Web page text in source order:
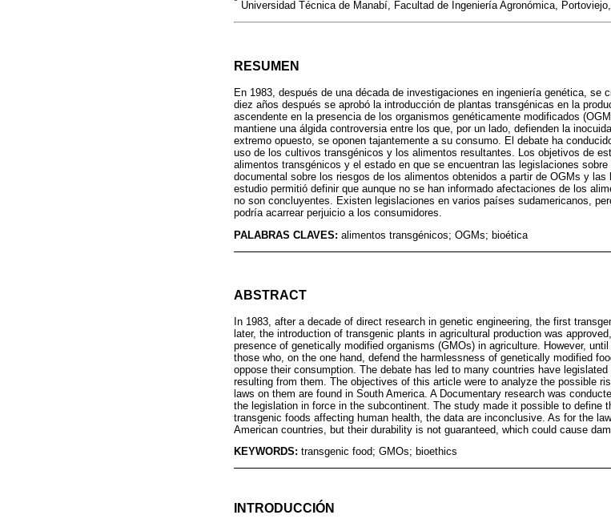
Universidad Técnica de Manabí, Facultad de Ingeniería Agronómica,
RESUMEN
En 1983, después de una década de investigaciones en ingeniería genética, se
diez años después se aprobó la introducción de plantas transgénicas en la
ascendente en la presencia de los organismos genéticamente modificados
mantiene una álgida controversia entre los que, por un lado, defienden la
extremo opuesto, se oponen tajantemente a su consumo. El debate ha
uso de los cultivos transgénicos y los alimentos resultantes. Los objetivos de
alimentos transgénicos y el estado en que se encuentran las legislaciones
documental sobre los riesgos de los alimentos obtenidos a partir de OGMs y
estudio permitió definir que aunque no se han informado afectaciones de los
no son concluyentes. Existen legislaciones en varios países sudamericanos,
podría acarrear perjuicio a los consumidores.
PALABRAS CLAVES: alimentos transgénicos; OGMs; bioética
ABSTRACT
In 1983, after a decade of direct research in genetic engineering, the first
later, the introduction of transgenic plants in agricultural production was
presence of genetically modified organisms (GMOs) in agriculture. However,
those who, on the one hand, defend the harmlessness of genetically modified
oppose their consumption. The debate has led to many countries have
resulting from them. The objectives of this article were to analyze the possible
laws on them are found in South America. A Documentary research was
the legislation in force in the subcontinent. The study made it possible to define
transgenic foods affecting human health, the data are inconclusive. As for the
American countries, but their durability is not guaranteed, which could cause
KEYWORDS: transgenic food; GMOs; bioethics
INTRODUCCIÓN